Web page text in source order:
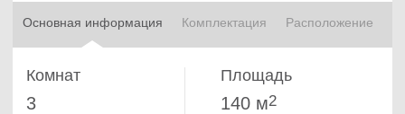
Основная информация Комплектация Расположение
Комнат
3
Площадь
140 м2